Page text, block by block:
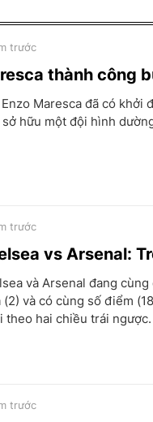
thành công
trước
Enzo Maresca đã có khởi
hữu một đội hình
vs Arsenal:
trước
và Arsenal đang
(2) và có cùng số điểm
theo hai chiều trái ngược.
trước